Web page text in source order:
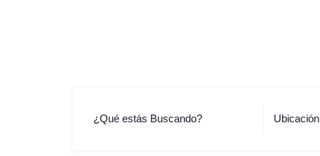
¿Qué estás Buscando? Ubicación